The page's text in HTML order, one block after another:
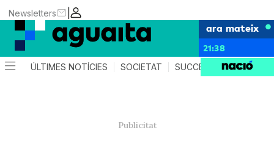
|
Newsletters
ara mateix
21:38
ÚLTIMES NOTÍCIES SOCIETAT SUCCESSOS AGENDA